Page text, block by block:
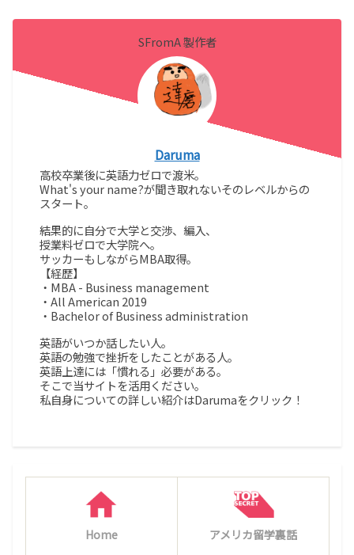
SFromA 製作者
Daruma
高校卒業後に英語力ゼロで渡米。
What's your name?が聞き取れないそのレベルからの
スタート。
結果的に自分で大学と交渉、編入、
授業料ゼロで大学院へ。
サッカーもしながらMBA取得。
【経歴】
・MBA - Business management
・All American 2019
・Bachelor of Business administration
英語がいつか話したい人。
英語の勉強で挫折をしたことがある人。
英語上達には「慣れる」必要がある。
そこで当サイトを活用ください。
私自身についての詳しい紹介はDarumaをクリック！
Home アメリカ留学裏話